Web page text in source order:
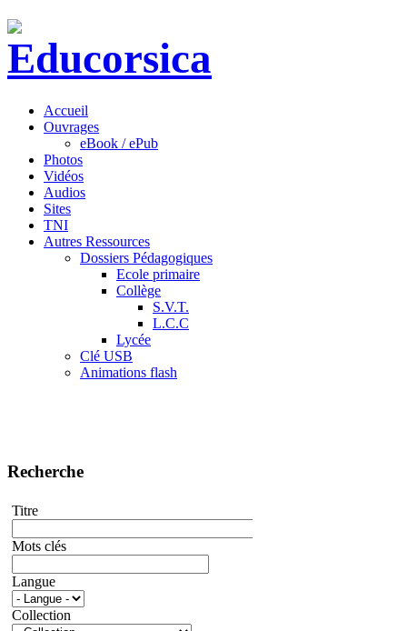
Accueil
Ouvrages
eBook / ePub
Photos
Vidéos
Audios
Sites
TNI
Autres Ressources
Dossiers Pédagogiques
Ecole primaire
Collège
S.V.T.
L.C.C
Lycée
Clé USB
Animations flash
Recherche
Titre
Mots clés
Langue
Collection